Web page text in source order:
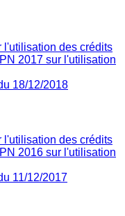
l'utilisation des crédits
2017 sur l'utilisation
18/12/2018
l'utilisation des crédits
2016 sur l'utilisation
11/12/2017